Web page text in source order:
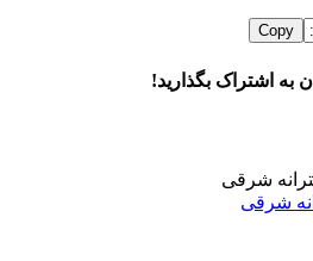
Copy
به اشتراک بگذارید!
شرقی